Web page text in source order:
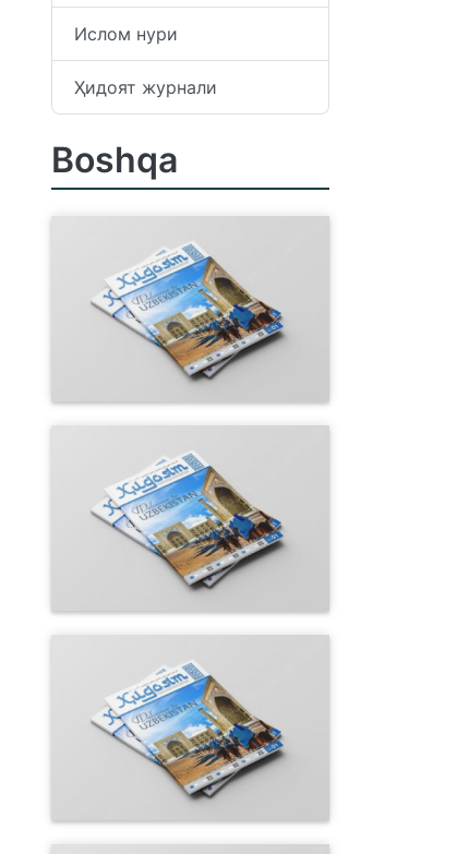
Ислом нури
Ҳидоят журнали
Boshqa